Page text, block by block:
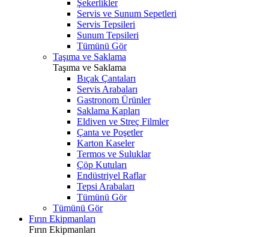
Şekerlikler
Servis ve Sunum Sepetleri
Servis Tepsileri
Sunum Tepsileri
Tümünü Gör
Taşıma ve Saklama
Taşıma ve Saklama
Bıçak Çantaları
Servis Arabaları
Gastronom Ürünler
Saklama Kapları
Eldiven ve Streç Filmler
Çanta ve Poşetler
Karton Kaseler
Termos ve Suluklar
Çöp Kutuları
Endüstriyel Raflar
Tepsi Arabaları
Tümünü Gör
Tümünü Gör
Fırın Ekipmanları
Fırın Ekipmanları